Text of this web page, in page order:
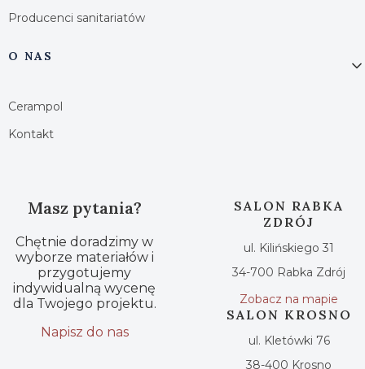
Producenci sanitariatów
O NAS
Cerampol
Kontakt
Masz pytania?
Chętnie doradzimy w
wyborze materiałów i
przygotujemy
indywidualną wycenę
dla Twojego projektu.
Napisz do nas
SALON RABKA
ZDRÓJ
ul. Kilińskiego 31
34-700 Rabka Zdrój
Zobacz na mapie
SALON KROSNO
ul. Kletówki 76
38-400 Krosno